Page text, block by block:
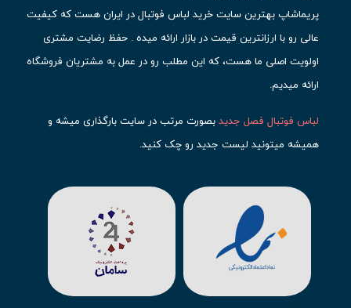
پریماشاپ بهترین سایت خرید لباس فوتبال در ایران هست که کیفیت
عالی رو با ارزانترین قیمت در بازار ارائه میده . حفظ رضایت مشتری
اولویت اصلی ما هست، که این مطلب رو در عمل به مشتریان فروشگاه
ارائه میدیم.
لباس فوتبال فصل جدیدبصورت مرتب در سایت بارگذاری میشه و
همیشه میتونید لیست جدید رو چک کنید.
حتما مشاهده کنید که قطعا برای تیم های مطرح دنیای فوتبال، تعداد
بیشتری محصول موجود میشه. این مورد شامل
لباس رئال مادرید
لباس اینتر میامی لباس منچستر سیتی
آث میلان میشه.